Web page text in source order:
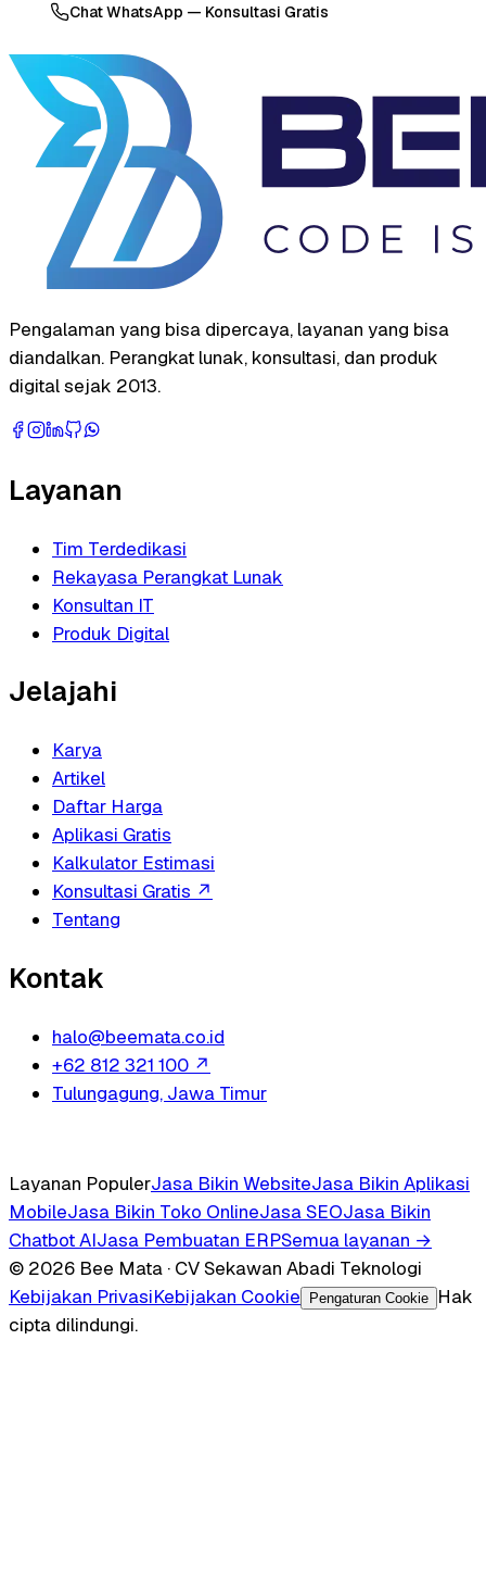
Chat WhatsApp — Konsultasi Gratis
Pengalaman yang bisa dipercaya, layanan yang bisa
diandalkan. Perangkat lunak, konsultasi, dan produk
digital sejak 2013.
Layanan
Tim Terdedikasi
Rekayasa Perangkat Lunak
Konsultan IT
Produk Digital
Jelajahi
Karya
Artikel
Daftar Harga
Aplikasi Gratis
Kalkulator Estimasi
Konsultasi Gratis ↗
Tentang
Kontak
halo@beemata.co.id
+62 812 321 100 ↗
Tulungagung, Jawa Timur
Layanan PopulerJasa Bikin WebsiteJasa Bikin Aplikasi
MobileJasa Bikin Toko OnlineJasa SEOJasa Bikin
Chatbot AIJasa Pembuatan ERPSemua layanan →
© 2026 Bee Mata · CV Sekawan Abadi Teknologi
Kebijakan PrivasiKebijakan Cookie Pengaturan Cookie
Hak
cipta dilindungi.